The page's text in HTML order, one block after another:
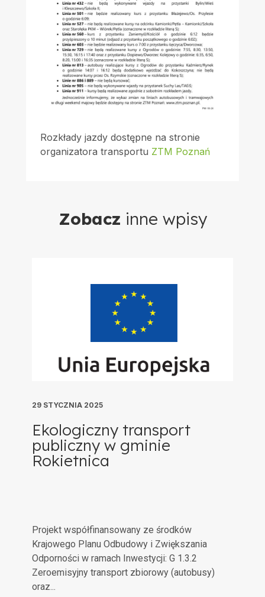
Rozkłady jazdy dostępne na stronie
organizatora transportu ZTM Poznań
Zobacz inne wpisy
29 STYCZNIA 2025
Ekologiczny transport
publiczny w gminie
Rokietnica
Projekt współfinansowany ze środków
Krajowego Planu Odbudowy i Zwiększania
Odporności w ramach Inwestycji: G 1.3.2
Zeroemisyjny transport zbiorowy (autobusy)
oraz...